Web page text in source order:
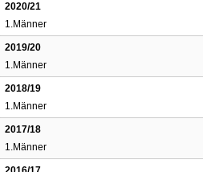
2020/21
1.Männer
2019/20
1.Männer
2018/19
1.Männer
2017/18
1.Männer